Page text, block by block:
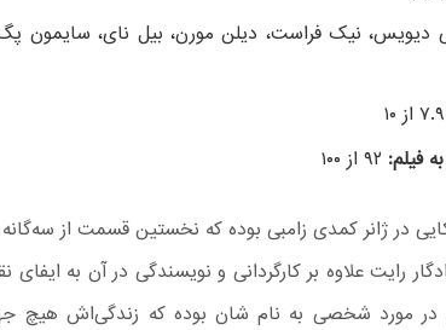
دیویس، نیک فراست، دیلن مورن، بیل نای، سایمون
فیلم:
در ژانر کمدی زامبی بوده که نخستین قسمت از
رایت علاوه بر کارگردانی و نویسندگی در آن به ایفای
در مورد شخصی به نام شان بوده که زندگی‌اش هیچ